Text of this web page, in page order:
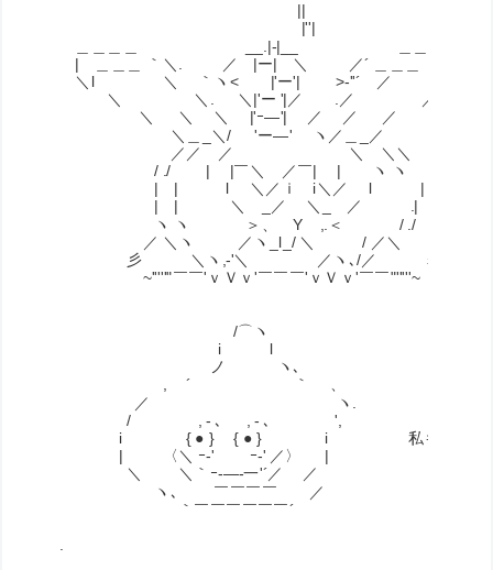
||
|''|
＿＿＿＿ __.|‐|__ ＿＿＿＿
| ＿＿＿ ｀＼. ／ |ー| ＼ ／´ ＿＿＿ |
＼l ＼ ｀ヽ< |'ー'| >-''´ ／ ｌ／
＼ ＼. ＼|'ー '|／ .／ ／
＼ ＼ ＼ |'ｰ―'| ／ ／ ／
＼＿_＼/ 'ー―' ヽ／＿_／
／／ ／ ＼ ＼＼
/ ./ | |￣＼ ／￣| | ヽ ヽ えぇ、やはり家庭
| | l ＼／ｉ i＼／ l | |
| | ＼ _／ ＼_ ／ .| |
ヽ ヽ ＞、 Y ,.＜ / ./
／ ＼ヽ ／ヽ_l_/ ＼ / ／＼ ─ー ,
彡 ＼ヽ,-'＼ ／ヽ､/／
~'''''"￣￣'ｖＶｖ'￣￣￣'ｖＶｖ'￣￣
/⌒ヽ
i l ＿
ノ ヽ､ ￣ー
, ´ ｀ 、 ー＿弋ﾞ
／ ヽ.
/ , - ､ , - ､ ',
i { ● } { ● } i 私もそろそろ結婚を
| 〈＼ ｰ‐' ｰ‐' ／〉 |
＼ ＼｀ｰ‐―‐一'´／ ／
ヽ､ ￣￣￣￣ ／
｀￣￣￣￣￣￣´